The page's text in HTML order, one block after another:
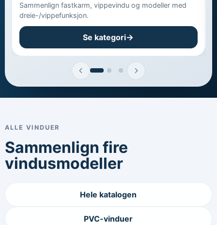
Sammenlign fastkarm, vippevindu og modeller med
dreie-/vippefunksjon.
Se kategori
ALLE VINDUER
Sammenlign fire
vindusmodeller
Hele katalogen
PVC-vinduer